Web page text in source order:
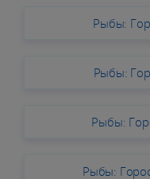
Рыбы:
Рыбы:
Рыбы:
Рыбы: